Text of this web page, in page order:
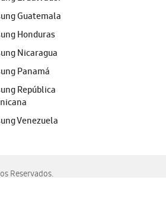
Guatemala
Honduras
Nicaragua
Panamá
República
Venezuela
Reservados.